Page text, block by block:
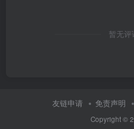
暂无评
友链申请 免责声明
Copyright ©